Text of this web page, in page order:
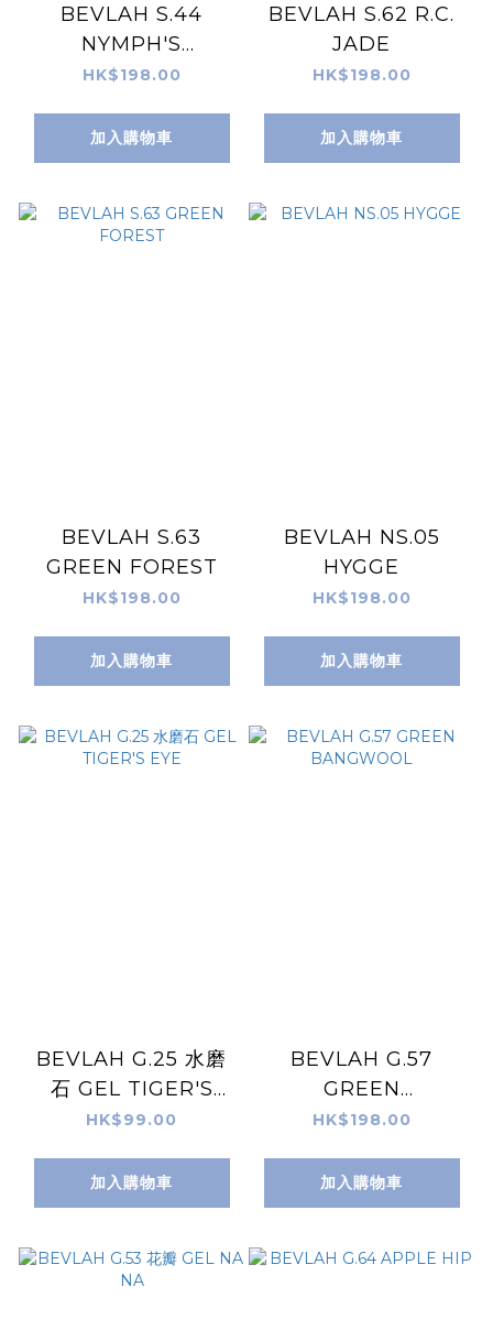
BEVLAH S.44
NYMPH'S
FOOTSTEP
HK$198.00
加入購物車
BEVLAH S.62 R.C.
JADE
HK$198.00
加入購物車
BEVLAH S.63
GREEN FOREST
HK$198.00
加入購物車
BEVLAH NS.05
HYGGE
HK$198.00
加入購物車
BEVLAH G.25 水磨
石 GEL TIGER'S
EYE
HK$99.00
加入購物車
BEVLAH G.57
GREEN
BANGWOOL
HK$198.00
加入購物車